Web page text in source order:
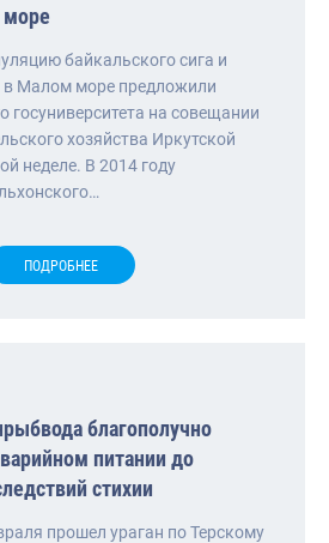
море
байкальского сига и
в Малом море предложили
госуниверситета на совещании
хозяйства Иркутской
неделе. В 2014 году
ПОДРОБНЕЕ
благополучно
питании до
стихии
прошел ураган по Терскому